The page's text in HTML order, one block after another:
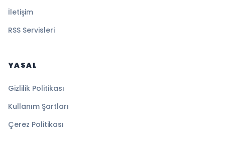
İletişim
RSS Servisleri
YASAL
Gizlilik Politikası
Kullanım Şartları
Çerez Politikası